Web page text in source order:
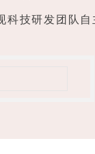
技研发团队